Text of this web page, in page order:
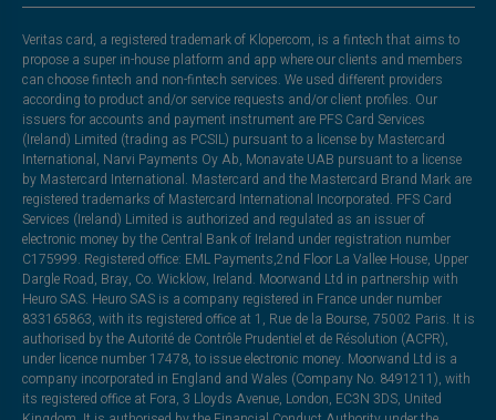
Veritas card, a registered trademark of Klopercom, is a fintech that aims to
propose a super in-house platform and app where our clients and members
can choose fintech and non-fintech services. We used different providers
according to product and/or service requests and/or client profiles. Our
issuers for accounts and payment instrument are PFS Card Services
(Ireland) Limited (trading as PCSIL) pursuant to a license by Mastercard
International, Narvi Payments Oy Ab, Monavate UAB pursuant to a license
by Mastercard International. Mastercard and the Mastercard Brand Mark are
registered trademarks of Mastercard International Incorporated. PFS Card
Services (Ireland) Limited is authorized and regulated as an issuer of
electronic money by the Central Bank of Ireland under registration number
C175999. Registered office: EML Payments,2nd Floor La Vallee House, Upper
Dargle Road, Bray, Co. Wicklow, Ireland. Moorwand Ltd in partnership with
Heuro SAS. Heuro SAS is a company registered in France under number
833165863, with its registered office at 1, Rue de la Bourse, 75002 Paris. It is
authorised by the Autorité de Contrôle Prudentiel et de Résolution (ACPR),
under licence number 17478, to issue electronic money. Moorwand Ltd is a
company incorporated in England and Wales (Company No. 8491211), with
its registered office at Fora, 3 Lloyds Avenue, London, EC3N 3DS, United